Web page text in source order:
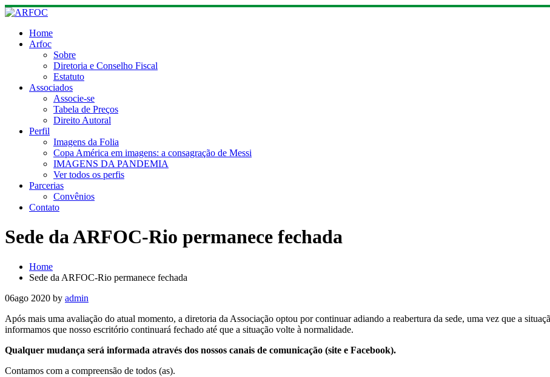
Skip
to
contentHome
Arfoc
Sobre
Diretoria e Conselho Fiscal
Estatuto
Associados
Associe-se
Tabela de Preços
Direito Autoral
Perfil
Imagens da Folia
Copa América em imagens: a consagração de Messi
IMAGENS DA PANDEMIA
Ver todos os perfis
Parcerias
Convênios
Contato
Sede da ARFOC-Rio permanece fechada
Home
Sede da ARFOC-Rio permanece fechada
06ago 2020 by admin
Após mais uma avaliação do atual momento, a diretoria da Associação optou por continuar adiando a reabertura da sede, uma vez que a
informamos que nosso escritório continuará fechado até que a situação volte à normalidade.
Qualquer mudança será informada através dos nossos canais de comunicação (site e Facebook).
Contamos com a compreensão de todos (as).